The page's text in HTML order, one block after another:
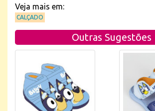
Veja mais em:
CALÇADO
Outras Sugestões